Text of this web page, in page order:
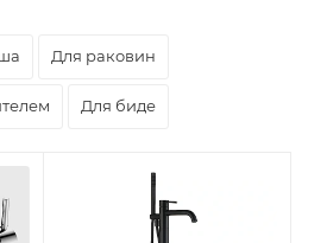
Для раковин
Для биде